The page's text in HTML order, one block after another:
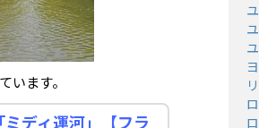
います。
ディ運河」【フラ